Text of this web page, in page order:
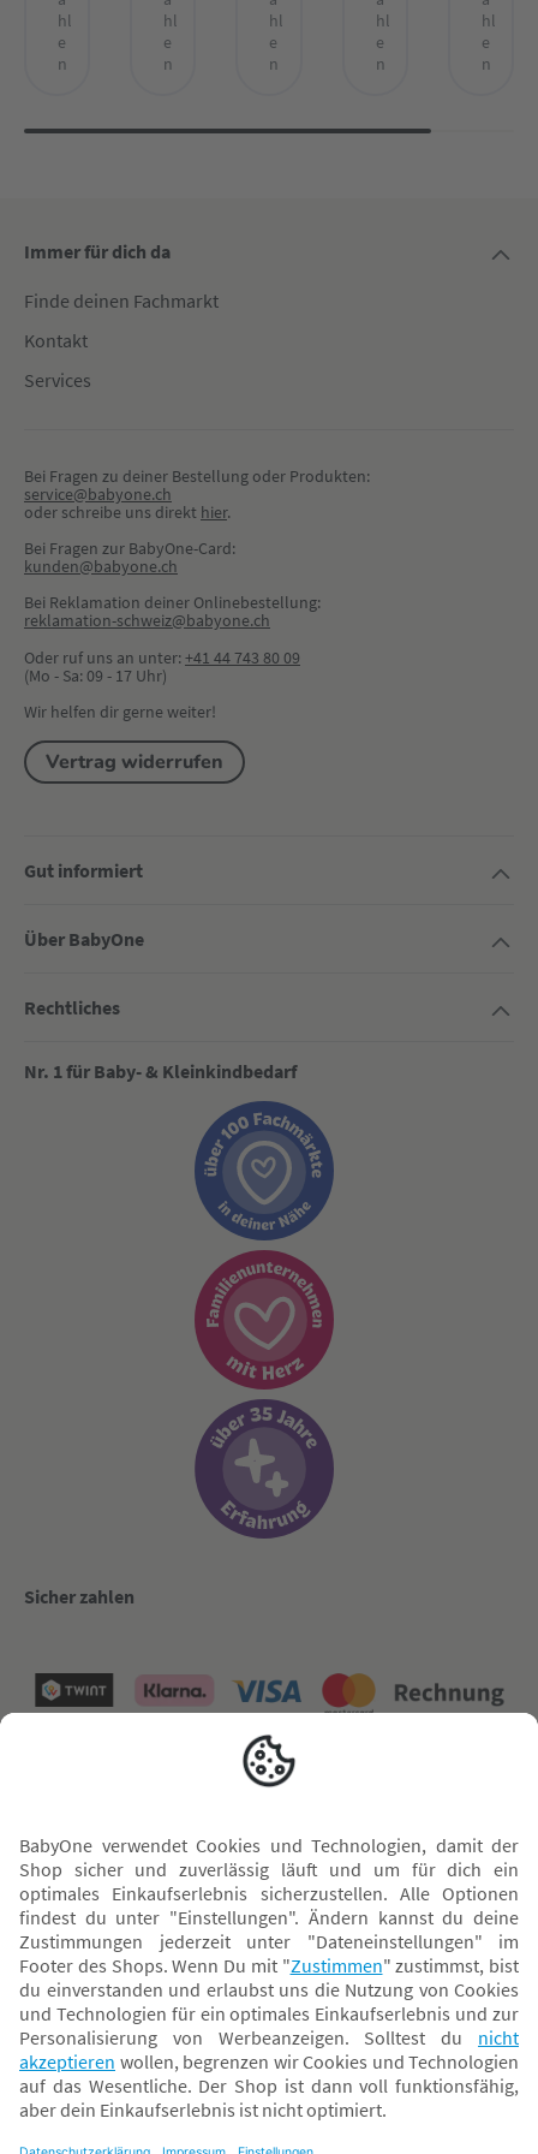
hl
e
n
hl
e
n
hl
e
n
hl
e
n
hl
e
n
Immer für dich da
Finde deinen Fachmarkt
Kontakt
Services
Bei Fragen zu deiner Bestellung oder Produkten:
service@babyone.ch
oder schreibe uns direkt hier.
Bei Fragen zur BabyOne-Card:
kunden@babyone.ch
Bei Reklamation deiner Onlinebestellung:
reklamation-schweiz@babyone.ch
Oder ruf uns an unter:+41 44 743 80 09
(Mo - Sa: 09 - 17 Uhr)
Wir helfen dir gerne weiter!
Vertrag widerrufen
Gut informiert
Über BabyOne
Rechtliches
Nr. 1 für Baby- & Kleinkindbedarf
Sicher zahlen
* Alle Preise inkl. MwSt. und ggf. zzgl.Versandkosten. Der dargestellte Preis gilt -
abhängig von der von dir gewählten Option - im BabyOne-Onlineshop oder bei
Abholung in dem von dir gewählten BabyOne-Franchise-Betrieb. Der für den
Onlineshop geltende Preis stellt bei einem Verkauf durch unsere Franchise-
Nehmer eine unverbindliche Preisempfehlung dar. Der Verkaufspreis der
Franchise-Nehmer im Rahmen der Option „Reservieren und Abholen“ kann